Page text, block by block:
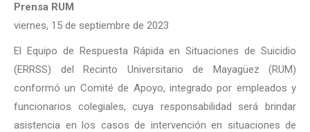
Prensa RUM
viernes, 15 de septiembre de 2023
El Equipo de Respuesta Rápida en Situaciones de Suicidio
(ERRSS) del Recinto Universitario de Mayagüez (RUM)
conformó un Comité de Apoyo, integrado por empleados y
funcionarios colegiales, cuya responsabilidad será brindar
asistencia en los casos de intervención en situaciones de